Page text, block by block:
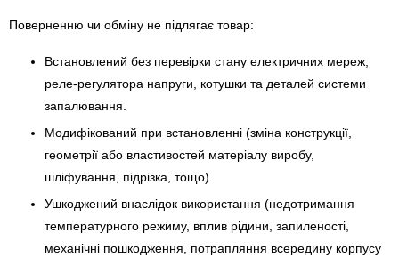
Поверненню чи обміну не підлягає товар:
Встановлений без перевірки стану електричних мереж,
реле-регулято­ра напруги, котушки та деталей системи
запалювання.
Модифікований при встановленні (зміна конструкції,
геометрії або властивостей матеріалу виробу,
шліфування, підрізка, тощо).
Ушкоджений внаслідок використання (недотримання
температурного режиму, вплив рідини, запиленості,
механічні пошкодження, потрапляння всередину корпусу